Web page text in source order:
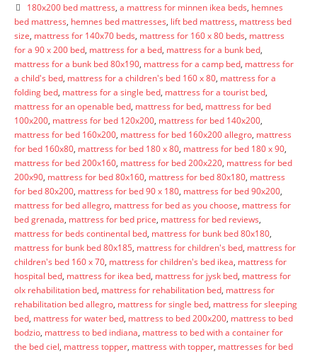
180x200 bed mattress, a mattress for minnen ikea beds, hemnes
bed mattress, hemnes bed mattresses, lift bed mattress, mattress bed
size, mattress for 140x70 beds, mattress for 160 x 80 beds, mattress
for a 90 x 200 bed, mattress for a bed, mattress for a bunk bed,
mattress for a bunk bed 80x190, mattress for a camp bed, mattress for
a child's bed, mattress for a children's bed 160 x 80, mattress for a
folding bed, mattress for a single bed, mattress for a tourist bed,
mattress for an openable bed, mattress for bed, mattress for bed
100x200, mattress for bed 120x200, mattress for bed 140x200,
mattress for bed 160x200, mattress for bed 160x200 allegro, mattress
for bed 160x80, mattress for bed 180 x 80, mattress for bed 180 x 90,
mattress for bed 200x160, mattress for bed 200x220, mattress for bed
200x90, mattress for bed 80x160, mattress for bed 80x180, mattress
for bed 80x200, mattress for bed 90 x 180, mattress for bed 90x200,
mattress for bed allegro, mattress for bed as you choose, mattress for
bed grenada, mattress for bed price, mattress for bed reviews,
mattress for beds continental bed, mattress for bunk bed 80x180,
mattress for bunk bed 80x185, mattress for children's bed, mattress for
children's bed 160 x 70, mattress for children's bed ikea, mattress for
hospital bed, mattress for ikea bed, mattress for jysk bed, mattress for
olx rehabilitation bed, mattress for rehabilitation bed, mattress for
rehabilitation bed allegro, mattress for single bed, mattress for sleeping
bed, mattress for water bed, mattress to bed 200x200, mattress to bed
bodzio, mattress to bed indiana, mattress to bed with a container for
the bed ciel, mattress topper, mattress with topper, mattresses for bed